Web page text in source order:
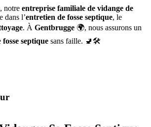
, notre entreprise familiale de vidange de
dans l’entretien de fosse septique, le
. À Gentbrugge 🌍, nous assurons un
fosse septique sans faille. 🚽🛠️